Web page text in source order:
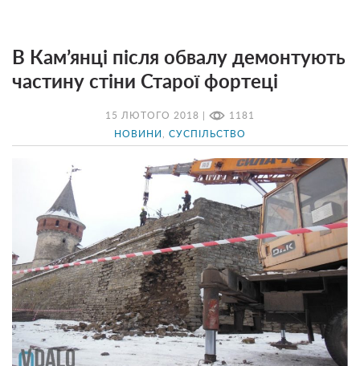
15 ЛЮТОГО 2018 | 1181
НОВИНИ СУСПІЛЬСТВО
В Кам’янці після обвалу демонтують
частину стіни Старої фортеці